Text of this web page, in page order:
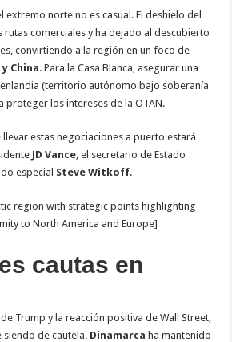
extremo norte no es casual. El deshielo del
rutas comerciales y ha dejado al descubierto
convirtiendo a la región en un foco de
y China. Para la Casa Blanca, asegurar una
(territorio autónomo bajo soberanía
proteger los intereses de la OTAN.
estas negociaciones a puerto estará
JD Vance , el secretario de Estado
especial Steve Witkoff.
region with strategic points highlighting
to North America and Europe]
cautas en
Trump y la reacción positiva de Wall Street,
siendo de cautela. Dinamarca ha mantenido